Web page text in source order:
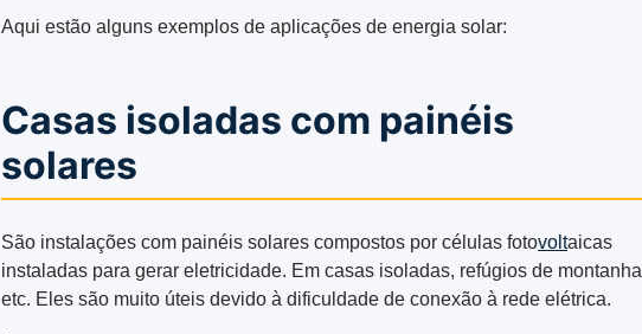
Aqui estão alguns exemplos de aplicações de energia solar:
Casas isoladas com painéis
solares
São instalações com painéis solares compostos por células fotovoltaicas
instaladas para gerar eletricidade. Em casas isoladas, refúgios de montanha
etc. Eles são muito úteis devido à dificuldade de conexão à rede elétrica.